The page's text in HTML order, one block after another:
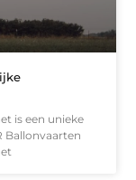
is een unieke
Ballonvaarten